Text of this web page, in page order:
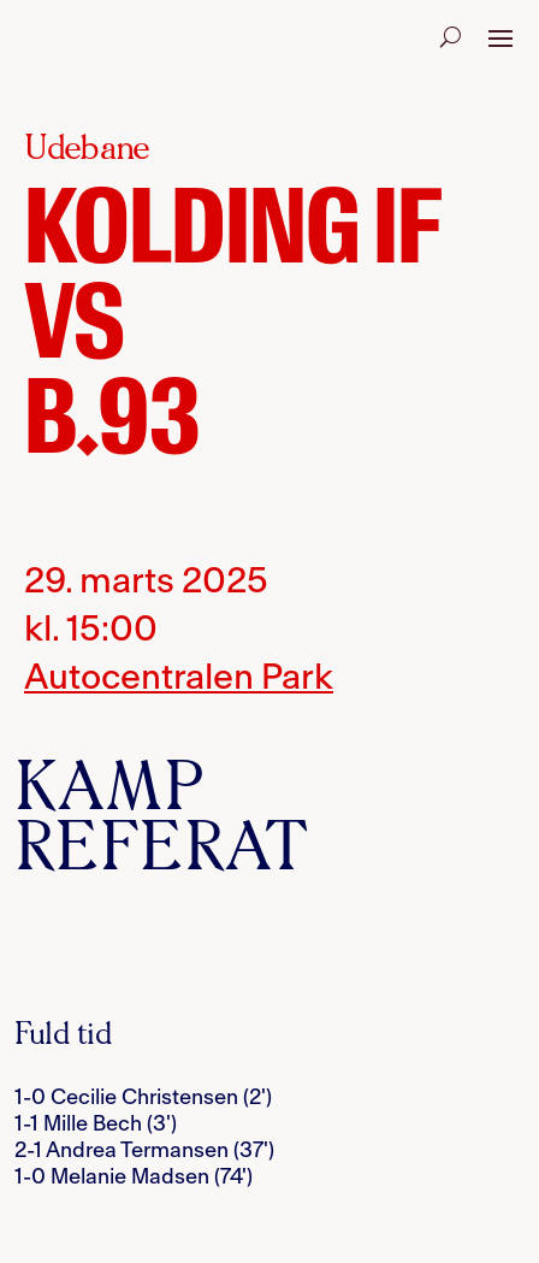
Udebane
KOLDING IF
VS
B.93
29. marts 2025
kl. 15:00
Autocentralen Park
KAMP
REFERAT
Fuld tid
1-0 Cecilie Christensen (2')
1-1 Mille Bech (3')
2-1 Andrea Termansen (37')
1-0 Melanie Madsen (74')